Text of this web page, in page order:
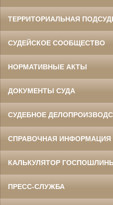
ТЕРРИТОРИАЛЬНАЯ
СУДЕЙСКОЕ СООБЩЕСТВО
НОРМАТИВНЫЕ АКТЫ
ДОКУМЕНТЫ СУДА
СУДЕБНОЕ
СПРАВОЧНАЯ ИНФОРМАЦИЯ
КАЛЬКУЛЯТОР
ПРЕСС-СЛУЖБА